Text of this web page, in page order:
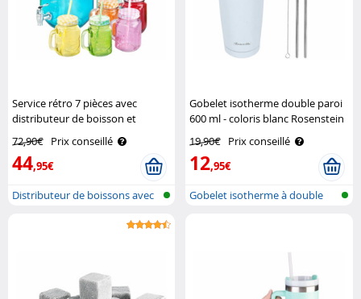
Service rétro 7 pièces avec
distributeur de boisson et
72,90€ Prix conseillé
44,95€
Distributeur de boissons avec
Gobelet isotherme double paroi
600 ml - coloris blanc Rosenstein
19,90€ Prix conseillé
12,95€
Gobelet isotherme à double